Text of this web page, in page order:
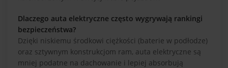
Dlaczego auta elektryczne często wygrywają rankingi
bezpieczeństwa?
Dzięki niskiemu środkowi ciężkości (baterie w podłodze)
oraz sztywnym konstrukcjom ram, auta elektryczne są
mniej podatne na dachowanie i lepiej absorbują